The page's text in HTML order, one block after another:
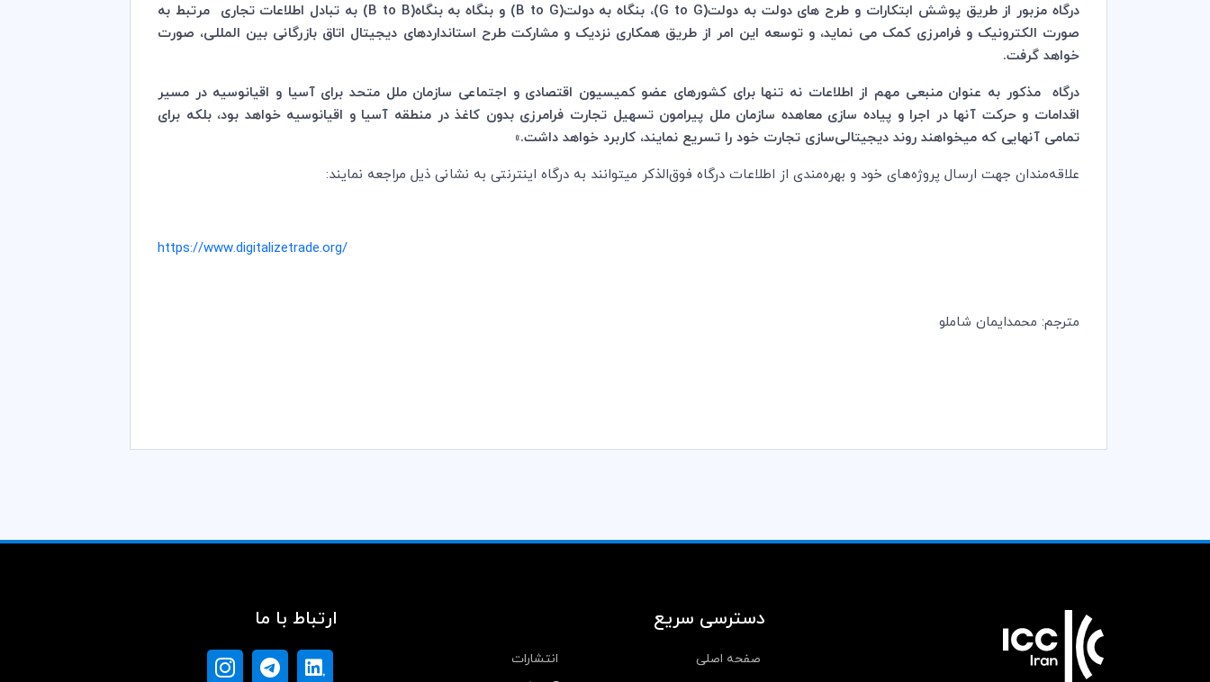
درگاه مزبور از طریق پوشش ابتکارات و طرح های دولت به دولت(G to G)، بنگاه به دولت(B to G) و بنگاه به بنگاه(B to B)‌ به تبادل اطلاعات تجاری مرتبط به
صورت الکترونیک و فرامرزی کمک می نماید، و توسعه این امر از طریق همکاری نزدیک و مشارکت طرح استانداردهای دیجیتال اتاق بازرگانی بین المللی، صورت
خواهد گرفت.
درگاه مذکور به عنوان منبعی مهم از اطلاعات نه تنها برای کشورهای عضو کمیسیون اقتصادی و اجتماعی سازمان ملل متحد برای آسیا و اقیانوسیه در مسیر
اقدامات و حرکت آنها در اجرا و پیاده سازی معاهده سازمان ملل پیرامون تسهیل تجارت فرامرزی بدون کاغذ در منطقه آسیا و اقیانوسیه خواهد بود، بلکه برای
تمامی آنهایی که میخواهند روند دیجیتالی‌سازی تجارت خود را تسریع نمایند، کاربرد خواهد داشت.»
علاقه‌مندان جهت ارسال پروژه‌های خود و بهره‌مندی از اطلاعات درگاه فوق‌الذکر میتوانند به درگاه اینترنتی به نشانی ذیل مراجعه نمایند:
https://www.digitalizetrade.org/
مترجم: محمدایمان شاملو
دسترسی سریع
صفحه اصلی
انتشارات
ارتباط با ما